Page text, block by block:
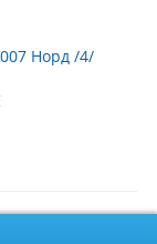
Норд /4/